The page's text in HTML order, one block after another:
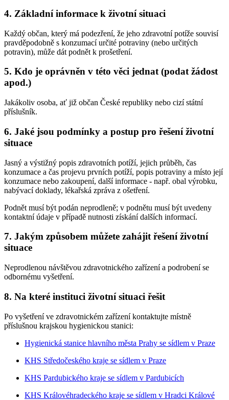
4. Základní informace k životní situaci
Každý občan, který má podezření, že jeho zdravotní potíže souvisí
pravděpodobně s konzumací určité potraviny (nebo určitých
potravin), může dát podnět k prošetření.
5. Kdo je oprávněn v této věci jednat (podat žádost
apod.)
Jakákoliv osoba, ať již občan České republiky nebo cizí státní
příslušník.
6. Jaké jsou podmínky a postup pro řešení životní
situace
Jasný a výstižný popis zdravotních potíží, jejich průběh, čas
konzumace a čas projevu prvních potíží, popis potraviny a místo její
konzumace nebo zakoupení, další informace - např. obal výrobku,
nabývací doklady, lékařská zpráva z ošetření.
Podnět musí být podán neprodleně; v podnětu musí být uvedeny
kontaktní údaje v případě nutnosti získání dalších informací.
7. Jakým způsobem můžete zahájit řešení životní
situace
Neprodlenou návštěvou zdravotnického zařízení a podrobení se
odbornému vyšetření.
8. Na které instituci životní situaci řešit
Po vyšetření ve zdravotnickém zařízení kontaktujte místně
příslušnou krajskou hygienickou stanici:
Hygienická stanice hlavního města Prahy se sídlem v Praze
KHS Středočeského kraje se sídlem v Praze
KHS Pardubického kraje se sídlem v Pardubicích
KHS Královéhradeckého kraje se sídlem v Hradci Králové